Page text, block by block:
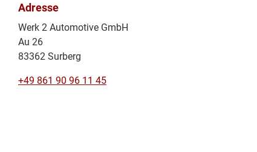
Adresse
Werk 2 Automotive GmbH
Au 26
83362 Surberg
+49 861 90 96 11 45